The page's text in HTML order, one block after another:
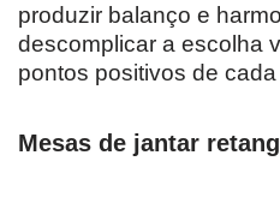
produzir balanço e
descomplicar a escolha
pontos positivos de
Mesas de jantar